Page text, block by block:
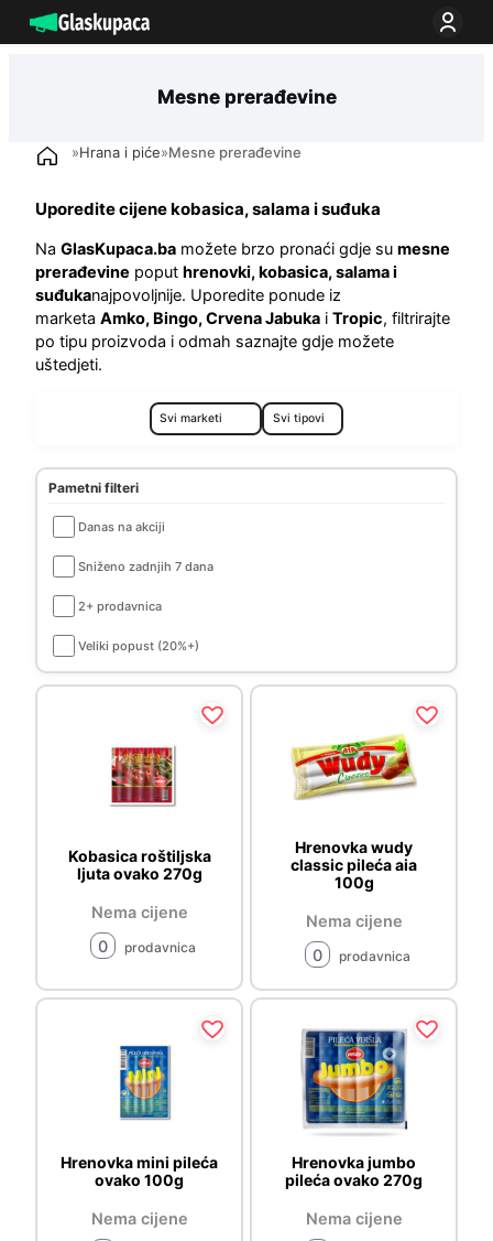
na
Mesne prerađevine
»Hrana i piće»Mesne prerađevine
Uporedite cijene kobasica, salama i suđuka
Na GlasKupaca.ba možete brzo pronaći gdje su mesne
prerađevine poput hrenovki, kobasica, salama i
suđukanajpovoljnije. Uporedite ponude iz
marketa Amko, Bingo, Crvena Jabuka i Tropic, filtrirajte
po tipu proizvoda i odmah saznajte gdje možete
uštedjeti.
Pametni filteri
Danas na akciji
Sniženo zadnjih 7 dana
2+ prodavnica
Veliki popust (20%+)
Kobasica roštiljska
ljuta ovako 270g
Nema cijene
0
prodavnica
Hrenovka wudy
classic pileća aia
100g
Nema cijene
0
prodavnica
Hrenovka mini pileća
ovako 100g
Nema cijene
Hrenovka jumbo
pileća ovako 270g
Nema cijene